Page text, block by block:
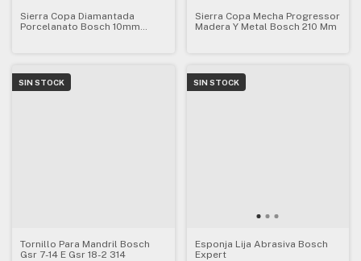
Sierra Copa Diamantada
Porcelanato Bosch 10mm
Sierra Copa Mecha Progressor
Madera Y Metal Bosch 210 Mm
SIN STOCK
Tornillo Para Mandril Bosch
Gsr 7-14 E Gsr 18-2 314
SIN STOCK
Esponja Lija Abrasiva Bosch
Expert